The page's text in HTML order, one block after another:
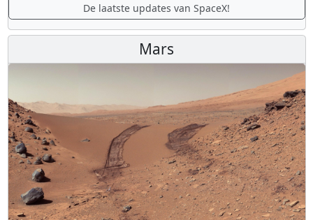
De laatste updates van SpaceX!
Mars